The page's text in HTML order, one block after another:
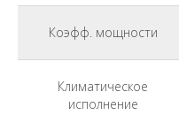
Коэфф. мощности
Климатическое
исполнение